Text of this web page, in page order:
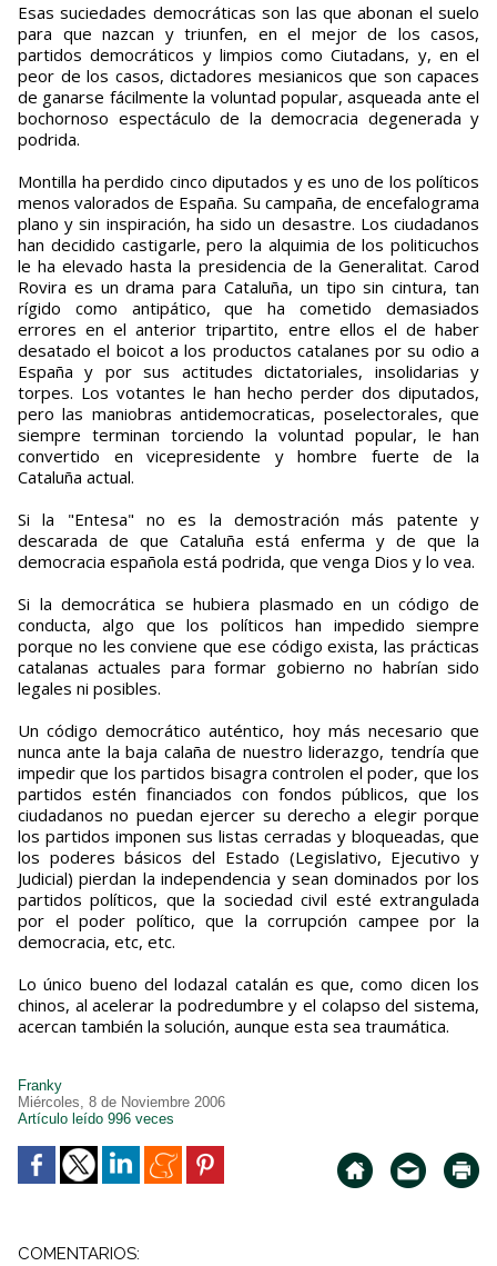
Esas suciedades democráticas son las que abonan el suelo
para que nazcan y triunfen, en el mejor de los casos,
partidos democráticos y limpios como Ciutadans, y, en el
peor de los casos, dictadores mesianicos que son capaces
de ganarse fácilmente la voluntad popular, asqueada ante el
bochornoso espectáculo de la democracia degenerada y
podrida.
Montilla ha perdido cinco diputados y es uno de los políticos
menos valorados de España. Su campaña, de encefalograma
plano y sin inspiración, ha sido un desastre. Los ciudadanos
han decidido castigarle, pero la alquimia de los politicuchos
le ha elevado hasta la presidencia de la Generalitat. Carod
Rovira es un drama para Cataluña, un tipo sin cintura, tan
rígido como antipático, que ha cometido demasiados
errores en el anterior tripartito, entre ellos el de haber
desatado el boicot a los productos catalanes por su odio a
España y por sus actitudes dictatoriales, insolidarias y
torpes. Los votantes le han hecho perder dos diputados,
pero las maniobras antidemocraticas, poselectorales, que
siempre terminan torciendo la voluntad popular, le han
convertido en vicepresidente y hombre fuerte de la
Cataluña actual.
Si la "Entesa" no es la demostración más patente y
descarada de que Cataluña está enferma y de que la
democracia española está podrida, que venga Dios y lo vea.
Si la democrática se hubiera plasmado en un código de
conducta, algo que los políticos han impedido siempre
porque no les conviene que ese código exista, las prácticas
catalanas actuales para formar gobierno no habrían sido
legales ni posibles.
Un código democrático auténtico, hoy más necesario que
nunca ante la baja calaña de nuestro liderazgo, tendría que
impedir que los partidos bisagra controlen el poder, que los
partidos estén financiados con fondos públicos, que los
ciudadanos no puedan ejercer su derecho a elegir porque
los partidos imponen sus listas cerradas y bloqueadas, que
los poderes básicos del Estado (Legislativo, Ejecutivo y
Judicial) pierdan la independencia y sean dominados por los
partidos políticos, que la sociedad civil esté extrangulada
por el poder político, que la corrupción campee por la
democracia, etc, etc.
Lo único bueno del lodazal catalán es que, como dicen los
chinos, al acelerar la podredumbre y el colapso del sistema,
acercan también la solución, aunque esta sea traumática.
Franky
Miércoles, 8 de Noviembre 2006
Artículo leído 996 veces
COMENTARIOS: